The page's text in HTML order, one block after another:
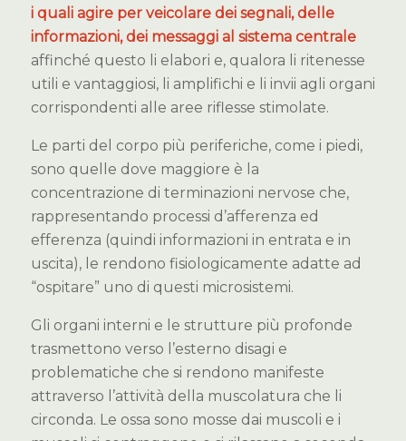
i quali agire per veicolare dei segnali, delle
informazioni, dei messaggi al sistema centrale
affinché questo li elabori e, qualora li ritenesse
utili e vantaggiosi, li amplifichi e li invii agli organi
corrispondenti alle aree riflesse stimolate.
Le parti del corpo più periferiche, come i piedi,
sono quelle dove maggiore è la
concentrazione di terminazioni nervose che,
rappresentando processi d’afferenza ed
efferenza (quindi informazioni in entrata e in
uscita), le rendono fisiologicamente adatte ad
“ospitare” uno di questi microsistemi.
Gli organi interni e le strutture più profonde
trasmettono verso l’esterno disagi e
problematiche che si rendono manifeste
attraverso l’attività della muscolatura che li
circonda. Le ossa sono mosse dai muscoli e i